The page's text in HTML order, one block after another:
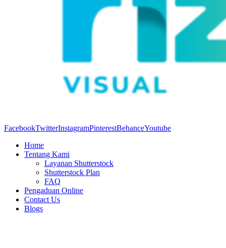
FacebookTwitterInstagramPinterestBehanceYoutube
Home
Tentang Kami
Layanan Shutterstock
Shutterstock Plan
FAQ
Pengaduan Online
Contact Us
Blogs